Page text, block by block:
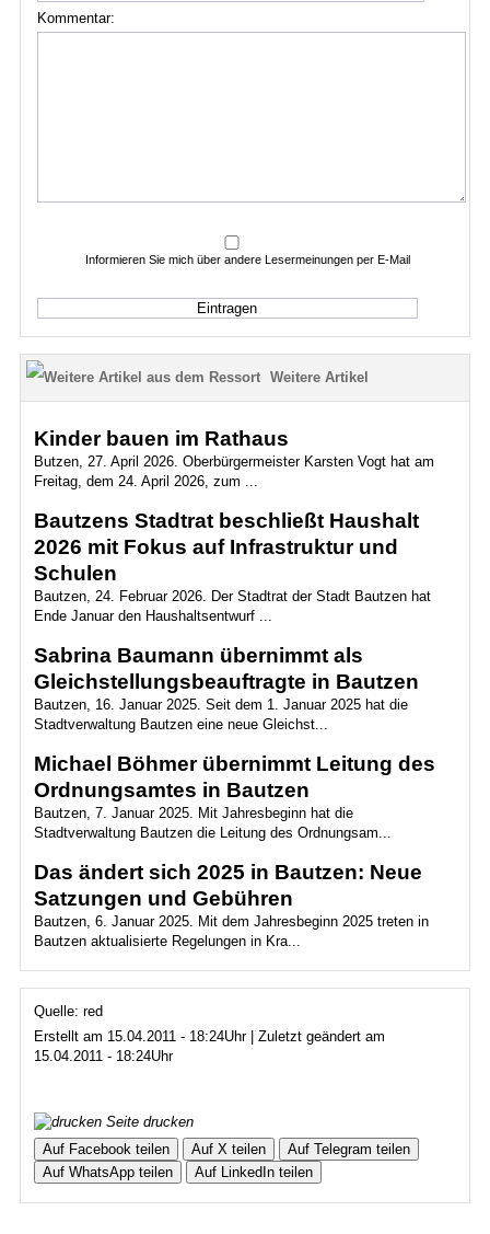
Kommentar:
Informieren Sie mich über andere Lesermeinungen per E-Mail
Weitere Artikel
Kinder bauen im Rathaus
Butzen, 27. April 2026. Oberbürgermeister Karsten Vogt hat am
Freitag, dem 24. April 2026, zum ...
Bautzens Stadtrat beschließt Haushalt
2026 mit Fokus auf Infrastruktur und
Schulen
Bautzen, 24. Februar 2026. Der Stadtrat der Stadt Bautzen hat
Ende Januar den Haushaltsentwurf ...
Sabrina Baumann übernimmt als
Gleichstellungsbeauftragte in Bautzen
Bautzen, 16. Januar 2025. Seit dem 1. Januar 2025 hat die
Stadtverwaltung Bautzen eine neue Gleichst...
Michael Böhmer übernimmt Leitung des
Ordnungsamtes in Bautzen
Bautzen, 7. Januar 2025. Mit Jahresbeginn hat die
Stadtverwaltung Bautzen die Leitung des Ordnungsam...
Das ändert sich 2025 in Bautzen: Neue
Satzungen und Gebühren
Bautzen, 6. Januar 2025. Mit dem Jahresbeginn 2025 treten in
Bautzen aktualisierte Regelungen in Kra...
Quelle: red
Erstellt am 15.04.2011 - 18:24Uhr | Zuletzt geändert am
15.04.2011 - 18:24Uhr
Seite drucken
Auf Facebook teilen
Auf X teilen
Auf Telegram teilen
Auf WhatsApp teilen
Auf LinkedIn teilen